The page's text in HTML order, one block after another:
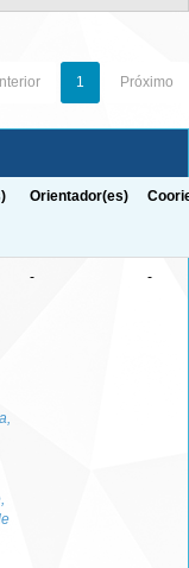
1 Próximo
Orientador(es)
- -